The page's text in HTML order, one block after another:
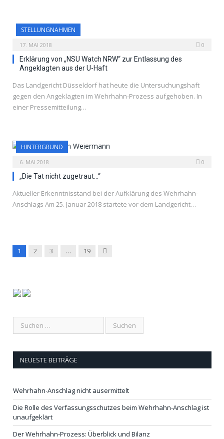
STELLUNGNAHMEN
17. MAI 2018 0
Erklärung von „NSU Watch NRW“ zur Entlassung des
Angeklagten aus der U-Haft
Das Landgericht Düsseldorf hat heute die Untersuchungshaft
gegen den Angeklagten im Wehrhahn-Prozess aufgehoben. In
einer Pressemitteilung…
HINTERGRUND
6. MAI 2018 0
„Die Tat nicht zugetraut…“
Aktueller Erkenntnisstand bei der Aufklärung des Wehrhahn-
Anschlags Am 25. Januar 2018 startete vor dem Landgericht…
1 2 3 … 19 Next
NEUESTE BEITRÄGE
Wehrhahn-Anschlag nicht ausermittelt
Die Rolle des Verfassungsschutzes beim Wehrhahn-Anschlag ist
unaufgeklärt
Der Wehrhahn-Prozess: Überblick und Bilanz